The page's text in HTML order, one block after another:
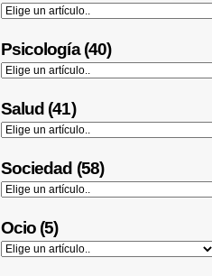
Psicología (40)
Salud (41)
Sociedad (58)
Ocio (5)